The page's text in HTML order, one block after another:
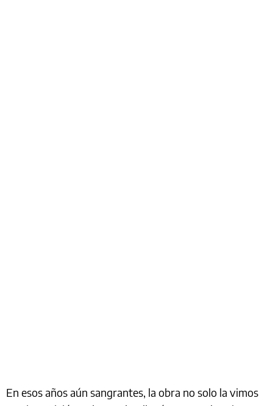
En esos años aún sangrantes, la obra no solo la vimos